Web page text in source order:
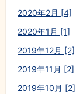
2020年2月 [4]
2020年1月 [1]
2019年12月 [2]
2019年11月 [2]
2019年10月 [2]